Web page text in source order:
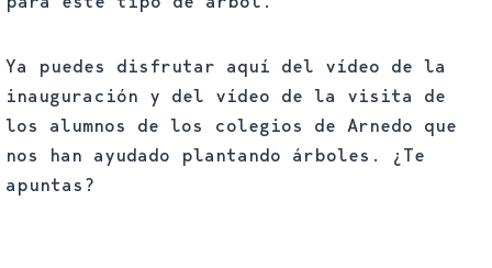
Ya puedes disfrutar aquí del vídeo de la
inauguración y del vídeo de la visita de
los alumnos de los colegios de Arnedo que
nos han ayudado plantando árboles. ¿Te
apuntas?